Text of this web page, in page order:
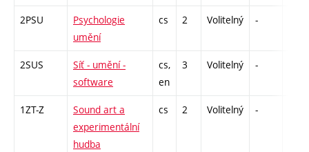
2PSU
Psychologie
umění
cs 2 Volitelný -
2SUS
Síť - umění -
software
cs,
en
3 Volitelný -
1ZT-Z
Sound art a
experimentální
hudba
cs 2 Volitelný -